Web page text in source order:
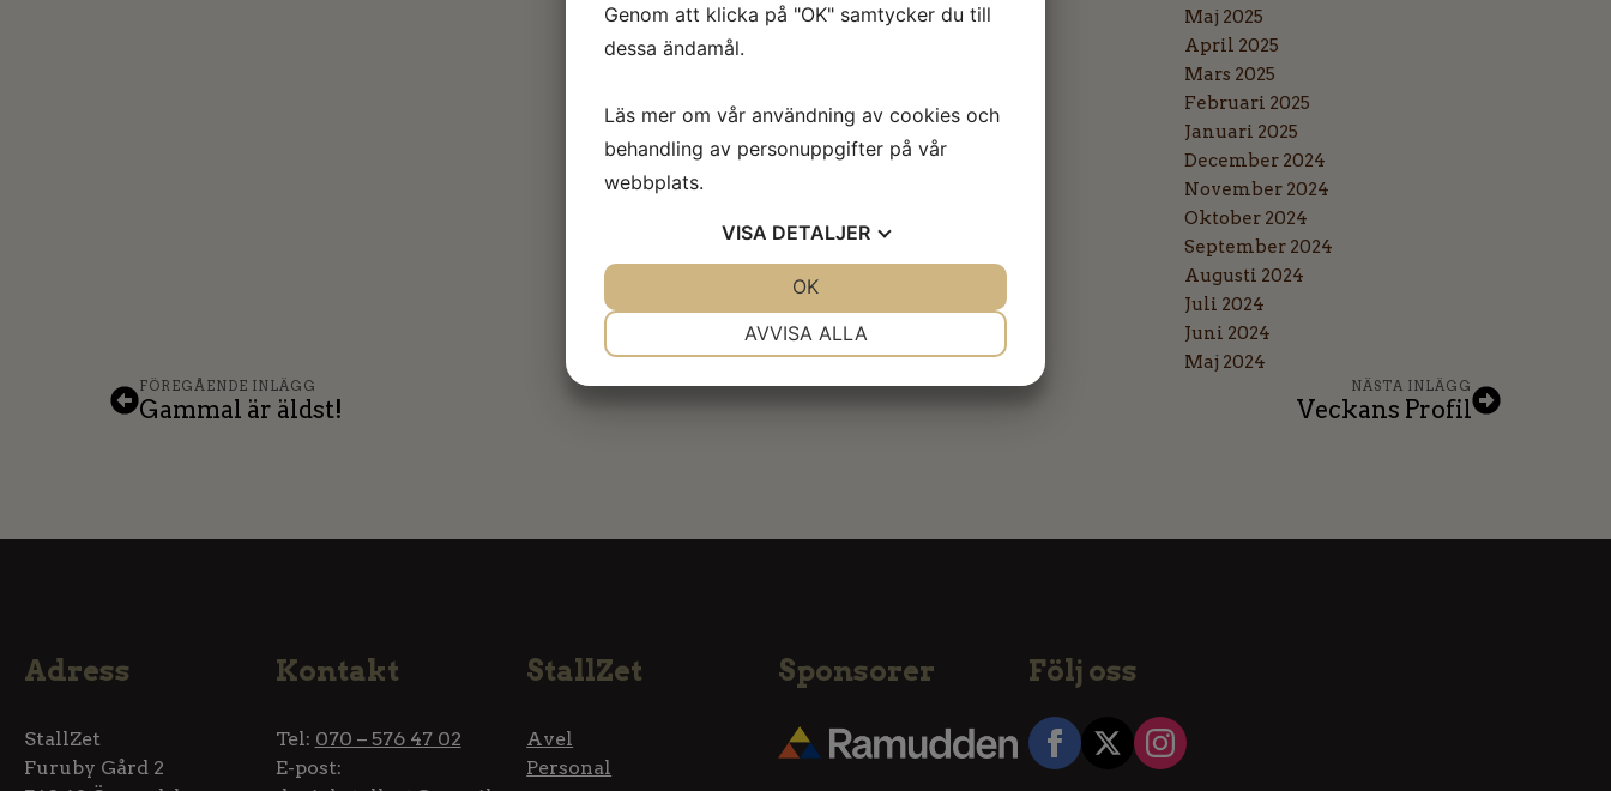
Maj 2025
April 2025
Mars 2025
Februari 2025
Januari 2025
December 2024
November 2024
Oktober 2024
September 2024
Augusti 2024
Juli 2024
Juni 2024
Maj 2024
FÖREGÅENDE INLÄGG
Gammal är äldst!
NÄSTA INLÄGG
Veckans Profil
Adress
StallZet
Furuby Gård 2
Kontakt
Tel: 070 – 576 47 02
E-post:
StallZet
Avel
Personal
Sponsorer Följ oss
Genom att klicka på "OK" samtycker du till
dessa ändamål.
Läs mer om vår användning av cookies och
behandling av personuppgifter på vår
webbplats.
VISA DETALJER
AVVISA ALLA
OK